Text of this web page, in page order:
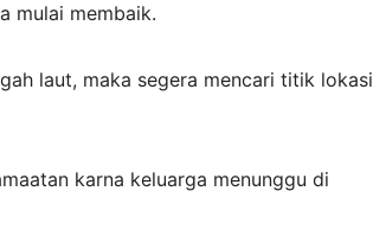
mulai membaik.
laut, maka segera mencari titik lokasi
karna keluarga menunggu di